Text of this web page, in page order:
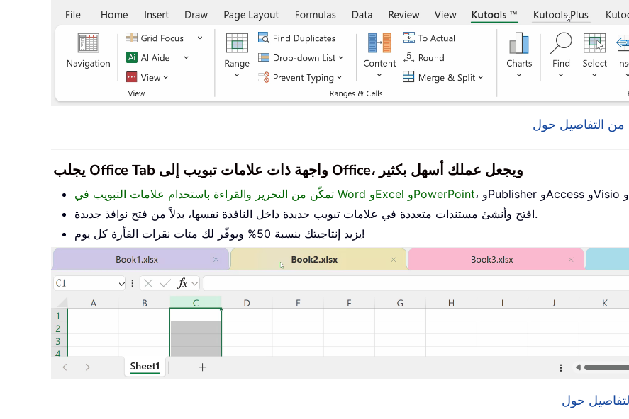
يجلب Office Tab واجهة ذات علامات تبويب إلى Office، ويجعل عملك أسهل بكثير
تمكّن من التحرير والقراءة باستخدام علامات التبويب في Word وExcel وPowerPoint
افتح وأنشئ مستندات متعددة في علامات تبويب جديدة داخل النافذة نفسها، بدلاً من فتح نوافذ جديدة.
يزيد إنتاجيتك بنسبة 50% ويوفّر لك مئات نقرات الفأرة كل يوم!